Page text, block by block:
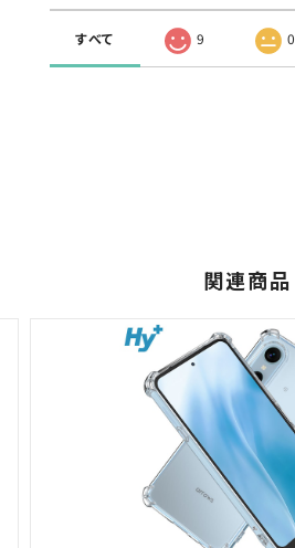
すべて 9 0
関連商品